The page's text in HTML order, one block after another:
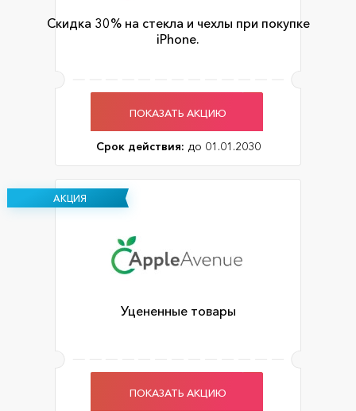
Cкидка 30% на стекла и чехлы при покупке
iPhone.
ПОКАЗАТЬ АКЦИЮ
Срок действия: до 01.01.2030
АКЦИЯ
Уцененные товары
ПОКАЗАТЬ АКЦИЮ